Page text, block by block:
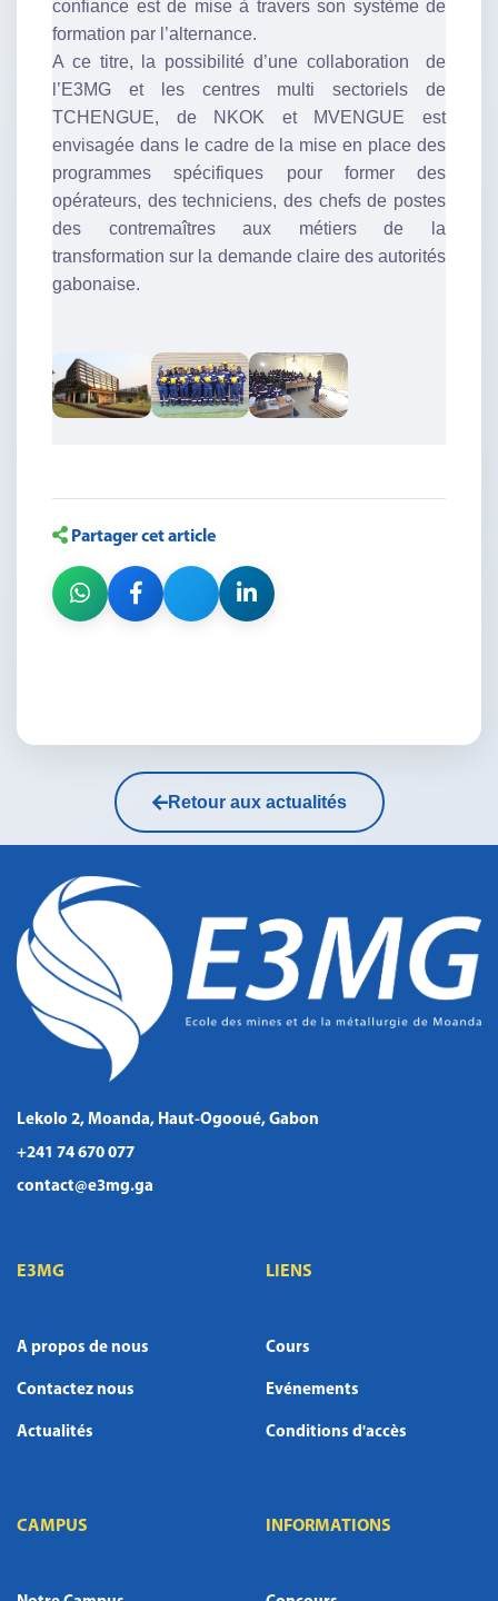
confiance est de mise à travers son système de
formation par l’alternance.
A ce titre, la possibilité d’une collaboration de
l’E3MG et les centres multi sectoriels de
TCHENGUE, de NKOK et MVENGUE est
envisagée dans le cadre de la mise en place des
programmes spécifiques pour former des
opérateurs, des techniciens, des chefs de postes
des contremaîtres aux métiers de la
transformation sur la demande claire des autorités
gabonaise.
Partager cet article
Retour aux actualités
Lekolo 2, Moanda, Haut-Ogooué, Gabon
+241 74 670 077
contact@e3mg.ga
E3MG
A propos de nous
Contactez nous
Actualités
LIENS
Cours
Evénements
Conditions d'accès
CAMPUS INFORMATIONS